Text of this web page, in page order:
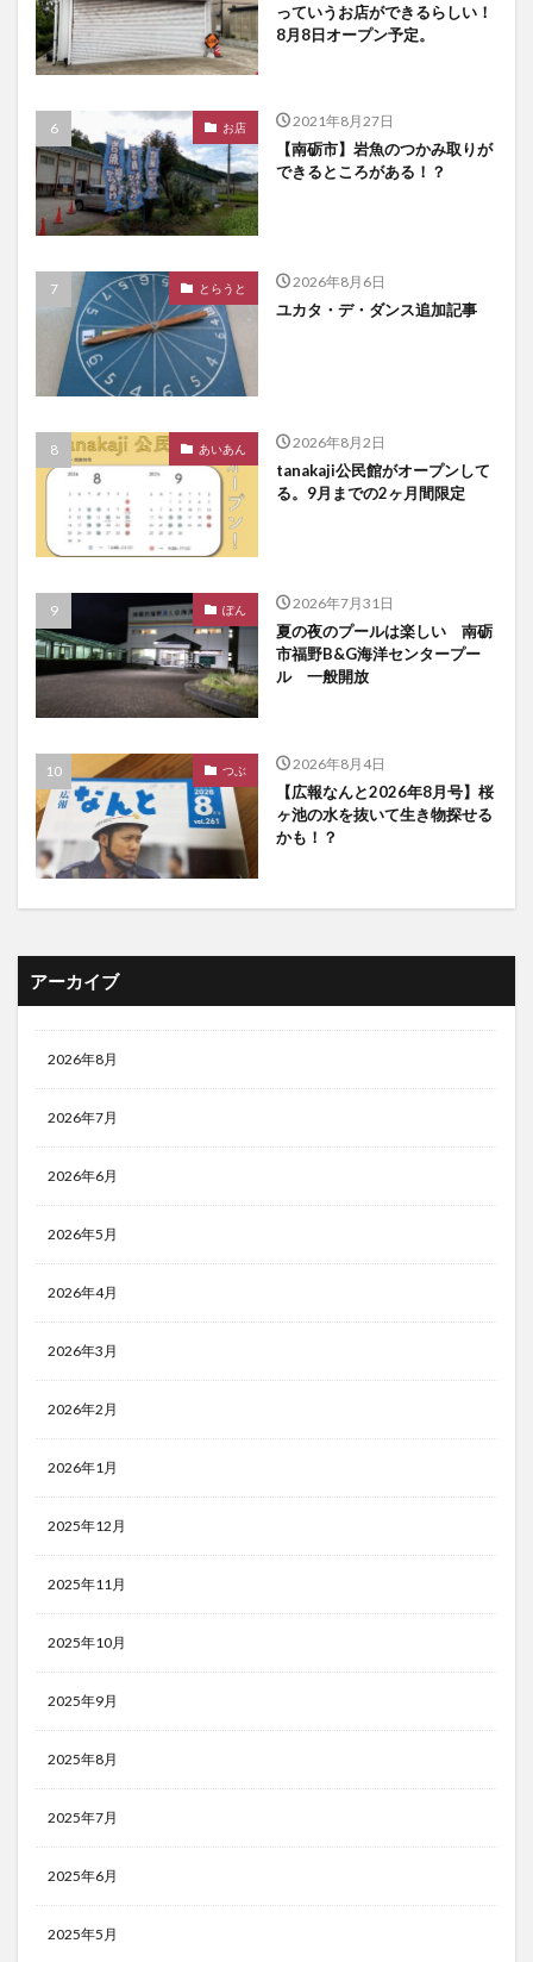
っていうお店ができるらしい！
8月8日オープン予定。
お店 2021年8月27日
【南砺市】岩魚のつかみ取りが
できるところがある！？
とらうと 2026年8月6日
ユカタ・デ・ダンス追加記事
あいあん 2026年8月2日
tanakaji公民館がオープンして
る。9月までの2ヶ月間限定
ぽん 2026年7月31日
夏の夜のプールは楽しい 南砺
市福野B&G海洋センタープー
ル 一般開放
つぶ 2026年8月4日
【広報なんと2026年8月号】桜
ヶ池の水を抜いて生き物探せる
かも！？
アーカイブ
2026年8月
2026年7月
2026年6月
2026年5月
2026年4月
2026年3月
2026年2月
2026年1月
2025年12月
2025年11月
2025年10月
2025年9月
2025年8月
2025年7月
2025年6月
2025年5月